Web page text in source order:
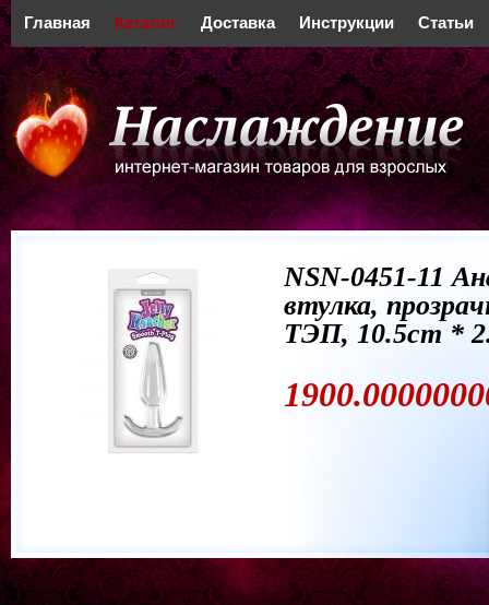
Главная Каталог Доставка Инструкции Статьи
NSN-0451-11
втулка,
ТЭП, 10.5cm *